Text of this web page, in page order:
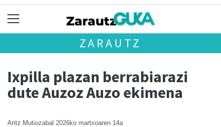
ZARAUTZ
Ixpilla plazan berrabiarazi
dute Auzoz Auzo ekimena
Aritz Mutiozabal 2026ko martxoaren 14a